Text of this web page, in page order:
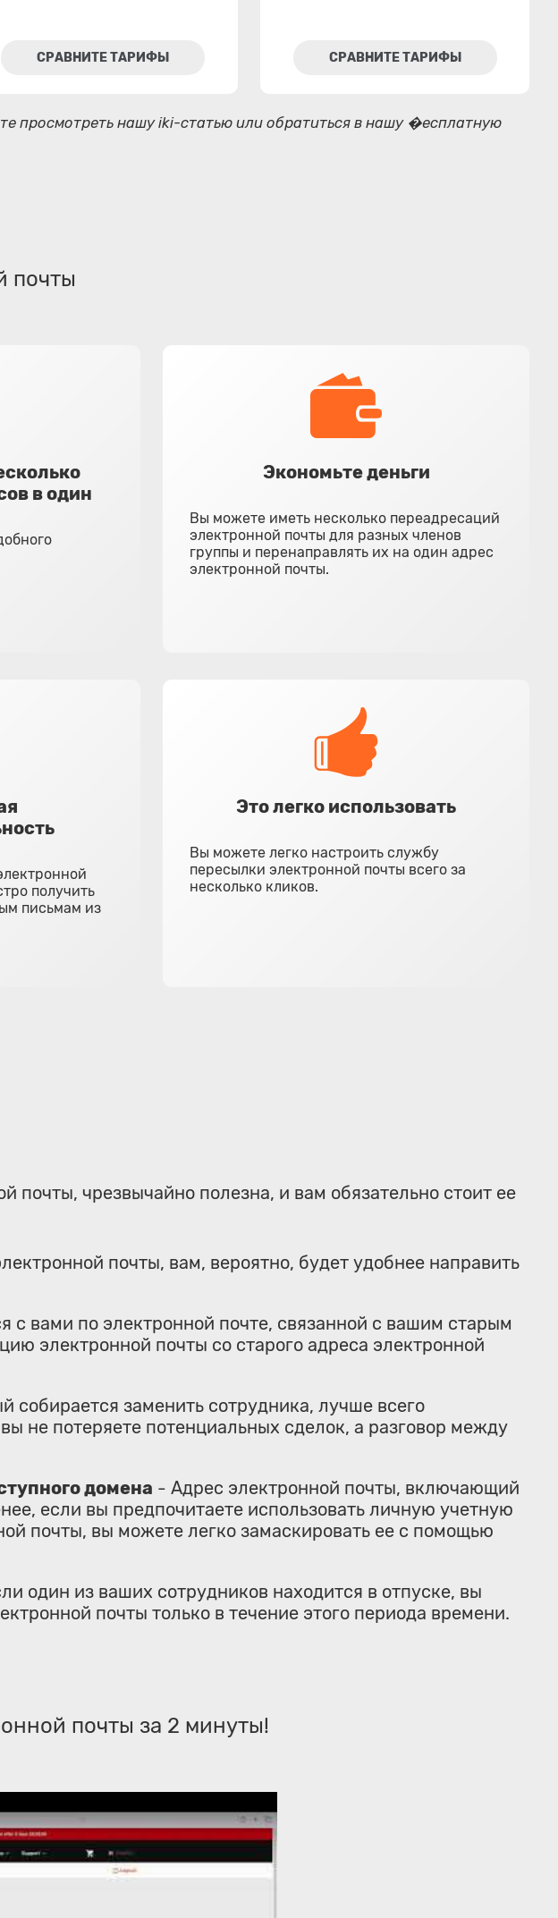
СРАВНИТЕ ТАРИФЫ СРАВНИТЕ ТАРИФЫ
просмотреть нашу iki-статью или обратиться в нашу �есплатную
почты
в один
Экономьте деньги
Вы можете иметь несколько переадресаций
электронной почты для разных членов
группы и перенаправлять их на один адрес
электронной почты.
получить
письмам из
Это легко использовать
Вы можете легко настроить службу
пересылки электронной почты всего за
несколько кликов.
почты, чрезвычайно полезна, и вам обязательно стоит ее
почты, вам, вероятно, будет удобнее направить
с вами по электронной почте, связанной с вашим старым
электронной почты со старого адреса электронной
собирается заменить сотрудника, лучше всего
не потеряете потенциальных сделок, а разговор между
домена - Адрес электронной почты, включающий
если вы предпочитаете использовать личную учетную
почты, вы можете легко замаскировать ее с помощью
один из ваших сотрудников находится в отпуске, вы
почты только в течение этого периода времени.
почты за 2 минуты!